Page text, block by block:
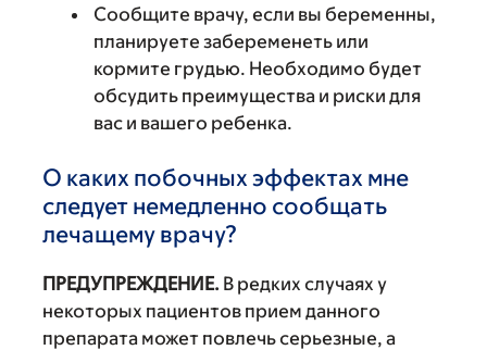
Сообщите врачу, если вы беременны,
планируете забеременеть или
кормите грудью. Необходимо будет
обсудить преимущества и риски для
вас и вашего ребенка.
О каких побочных эффектах мне
следует немедленно сообщать
лечащему врачу?
ПРЕДУПРЕЖДЕНИЕ. В редких случаях у
некоторых пациентов прием данного
препарата может повлечь серьезные, а